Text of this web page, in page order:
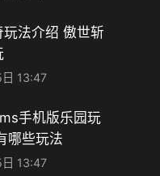
法介绍 傲世斩
13:47
手机版乐园玩
哪些玩法
13:47